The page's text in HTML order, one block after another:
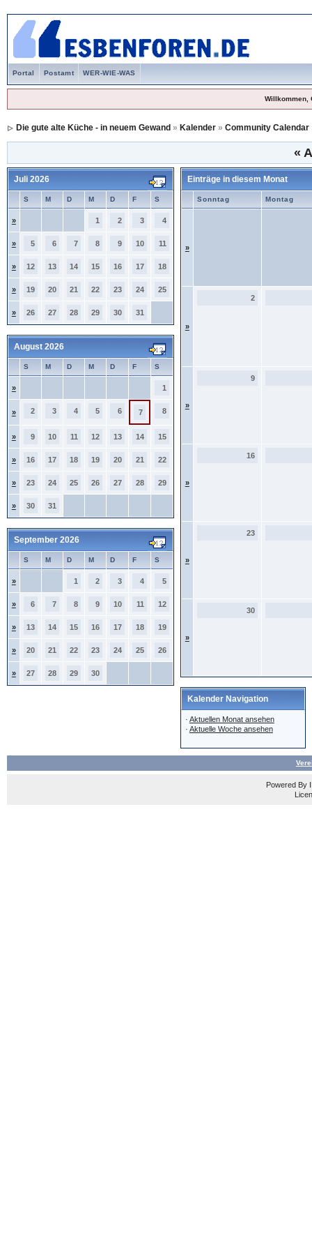
Portal Postamt WER-WIE-WAS
Willkommen,
Die gute alte Küche - in neuem Gewand » Kalender» Community Calendar
«
Juli 2026
S M D M D F S
» 1 2 3 4
» 5 6 7 8 9 10 11
» 12 13 14 15 16 17 18
» 19 20 21 22 23 24 25
» 26 27 28 29 30 31
August 2026
S M D M D F S
» 1
» 2 3 4 5 6 7 8
» 9 10 11 12 13 14 15
» 16 17 18 19 20 21 22
» 23 24 25 26 27 28 29
» 30 31
September 2026
S M D M D F S
» 1 2 3 4 5
» 6 7 8 9 10 11 12
» 13 14 15 16 17 18 19
» 20 21 22 23 24 25 26
» 27 28 29 30
Einträge in diesem Monat
Sonntag Montag
»
»
2
»
9
»
16
»
23
»
30
Kalender Navigation
· Aktuellen Monat ansehen
· Aktuelle Woche ansehen
Powered By